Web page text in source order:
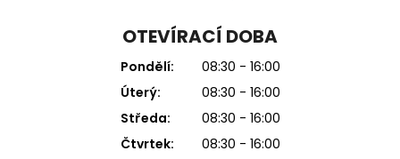
OTEVÍRACÍ DOBA
Pondělí:
08:30 - 16:00
Úterý:
08:30 - 16:00
Středa:
08:30 - 16:00
Čtvrtek:
08:30 - 16:00